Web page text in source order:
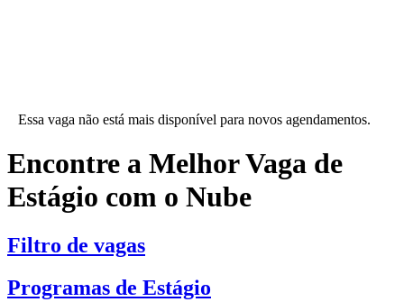
Essa vaga não está mais disponível para novos agendamentos.
Encontre a Melhor Vaga de
Estágio com o Nube
Filtro de vagas
Programas de Estágio